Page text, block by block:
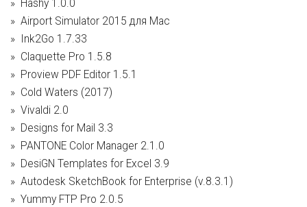
Hashy 1.0.0
Airport Simulator 2015 для Mac
Ink2Go 1.7.33
Claquette Pro 1.5.8
Proview PDF Editor 1.5.1
Cold Waters (2017)
Vivaldi 2.0
Designs for Mail 3.3
PANTONE Color Manager 2.1.0
DesiGN Templates for Excel 3.9
Autodesk SketchBook for Enterprise (v.8.3.1)
Yummy FTP Pro 2.0.5